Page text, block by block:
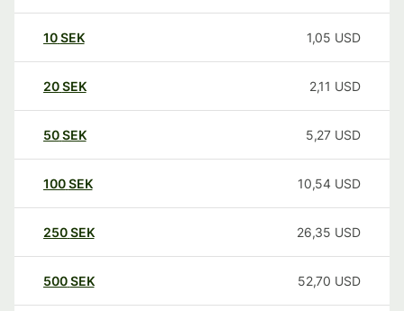
10SEK 1,05 USD
20SEK 2,11 USD
50SEK 5,27 USD
100SEK 10,54 USD
250SEK 26,35 USD
500SEK 52,70 USD